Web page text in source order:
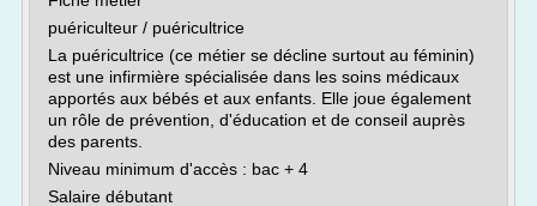
puériculteur / puéricultrice
La puéricultrice (ce métier se décline surtout au féminin)
est une infirmière spécialisée dans les soins médicaux
apportés aux bébés et aux enfants. Elle joue également
un rôle de prévention, d'éducation et de conseil auprès
des parents.
Niveau minimum d'accès : bac + 4
Salaire débutant